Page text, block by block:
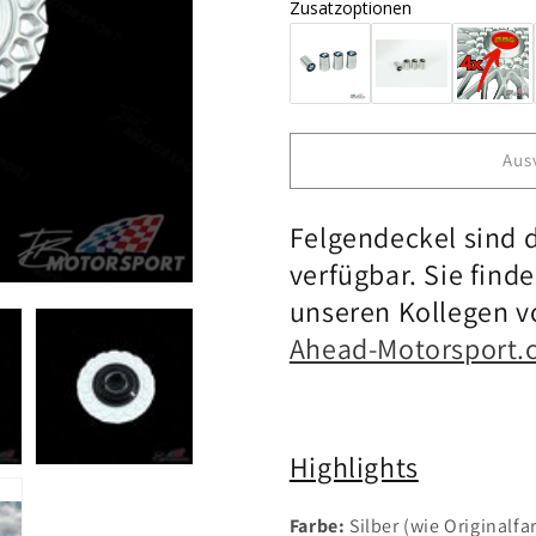
für
Kreuzspeichen
15&quot;
Felgendeckel
NEU
für
15&quot;
NEU
Zusatzoptionen
Felgendeckel sind
verfügbar. Sie
unseren Kollegen
Ahead-
Highlights
Farbe: Silber (wie